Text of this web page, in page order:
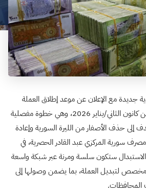
جديدة مع الإعلان عن موعد إطلاق العملة
الوطنية الجديدة في الأول من كانون الثاني/يناير 2026، وهي خطوة مفصلية
إلى حذف الأصفار من الليرة السورية وإعادة
سورية المركزي عبد القادر الحصرية، في
ستكون سلسة ومرنة عبر شبكة واسعة
مخصص لتبديل العملة، بما يضمن وصولها إلى
المحافظات.